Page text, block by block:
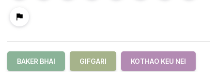
BAKER BHAI GIFGARI KOTHAO KEU NEI